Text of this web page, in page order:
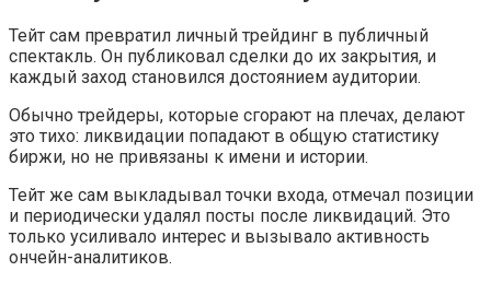
Тейт сам превратил личный трейдинг в публичный
спектакль. Он публиковал сделки до их закрытия, и
каждый заход становился достоянием аудитории.
Обычно трейдеры, которые сгорают на плечах, делают
это тихо: ликвидации попадают в общую статистику
биржи, но не привязаны к имени и истории.
Тейт же сам выкладывал точки входа, отмечал позиции
и периодически удалял посты после ликвидаций. Это
только усиливало интерес и вызывало активность
ончейн-аналитиков.